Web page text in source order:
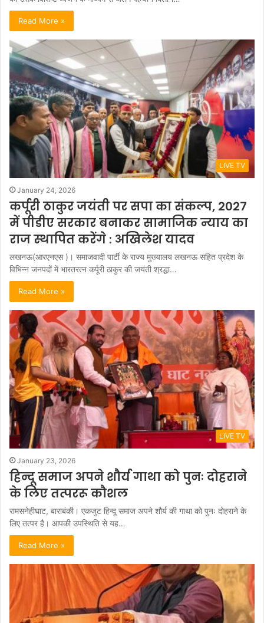
Read More »
LIVE TV
January 24, 2026
कर्पूरी ठाकुर जयंती पर सपा का संकल्प, 2027
में पीडीए सरकार बनाकर सामाजिक न्याय का
राज स्थापित करेंगे : अखिलेश यादव
लखनऊ(आरएनएस )। समाजवादी पार्टी के राज्य मुख्यालय लखनऊ सहित प्रदेश के
विभिन्न जनपदों में भारतरत्न कर्पूरी ठाकुर की जयंती श्रद्धा…
Read More »
LIVE TV
January 23, 2026
हिन्दू समाज अपने शौर्य गाथा को पुनः दोहराने
के लिए तत्पररू कौशल
रामसनेहीघाट, बाराबंकी। एकजुट हिन्दू समाज अपने शौर्य की गाथा को पुनः दोहराने के
लिए तत्पर है। आपकी उपस्थिति से यह…
Read More »